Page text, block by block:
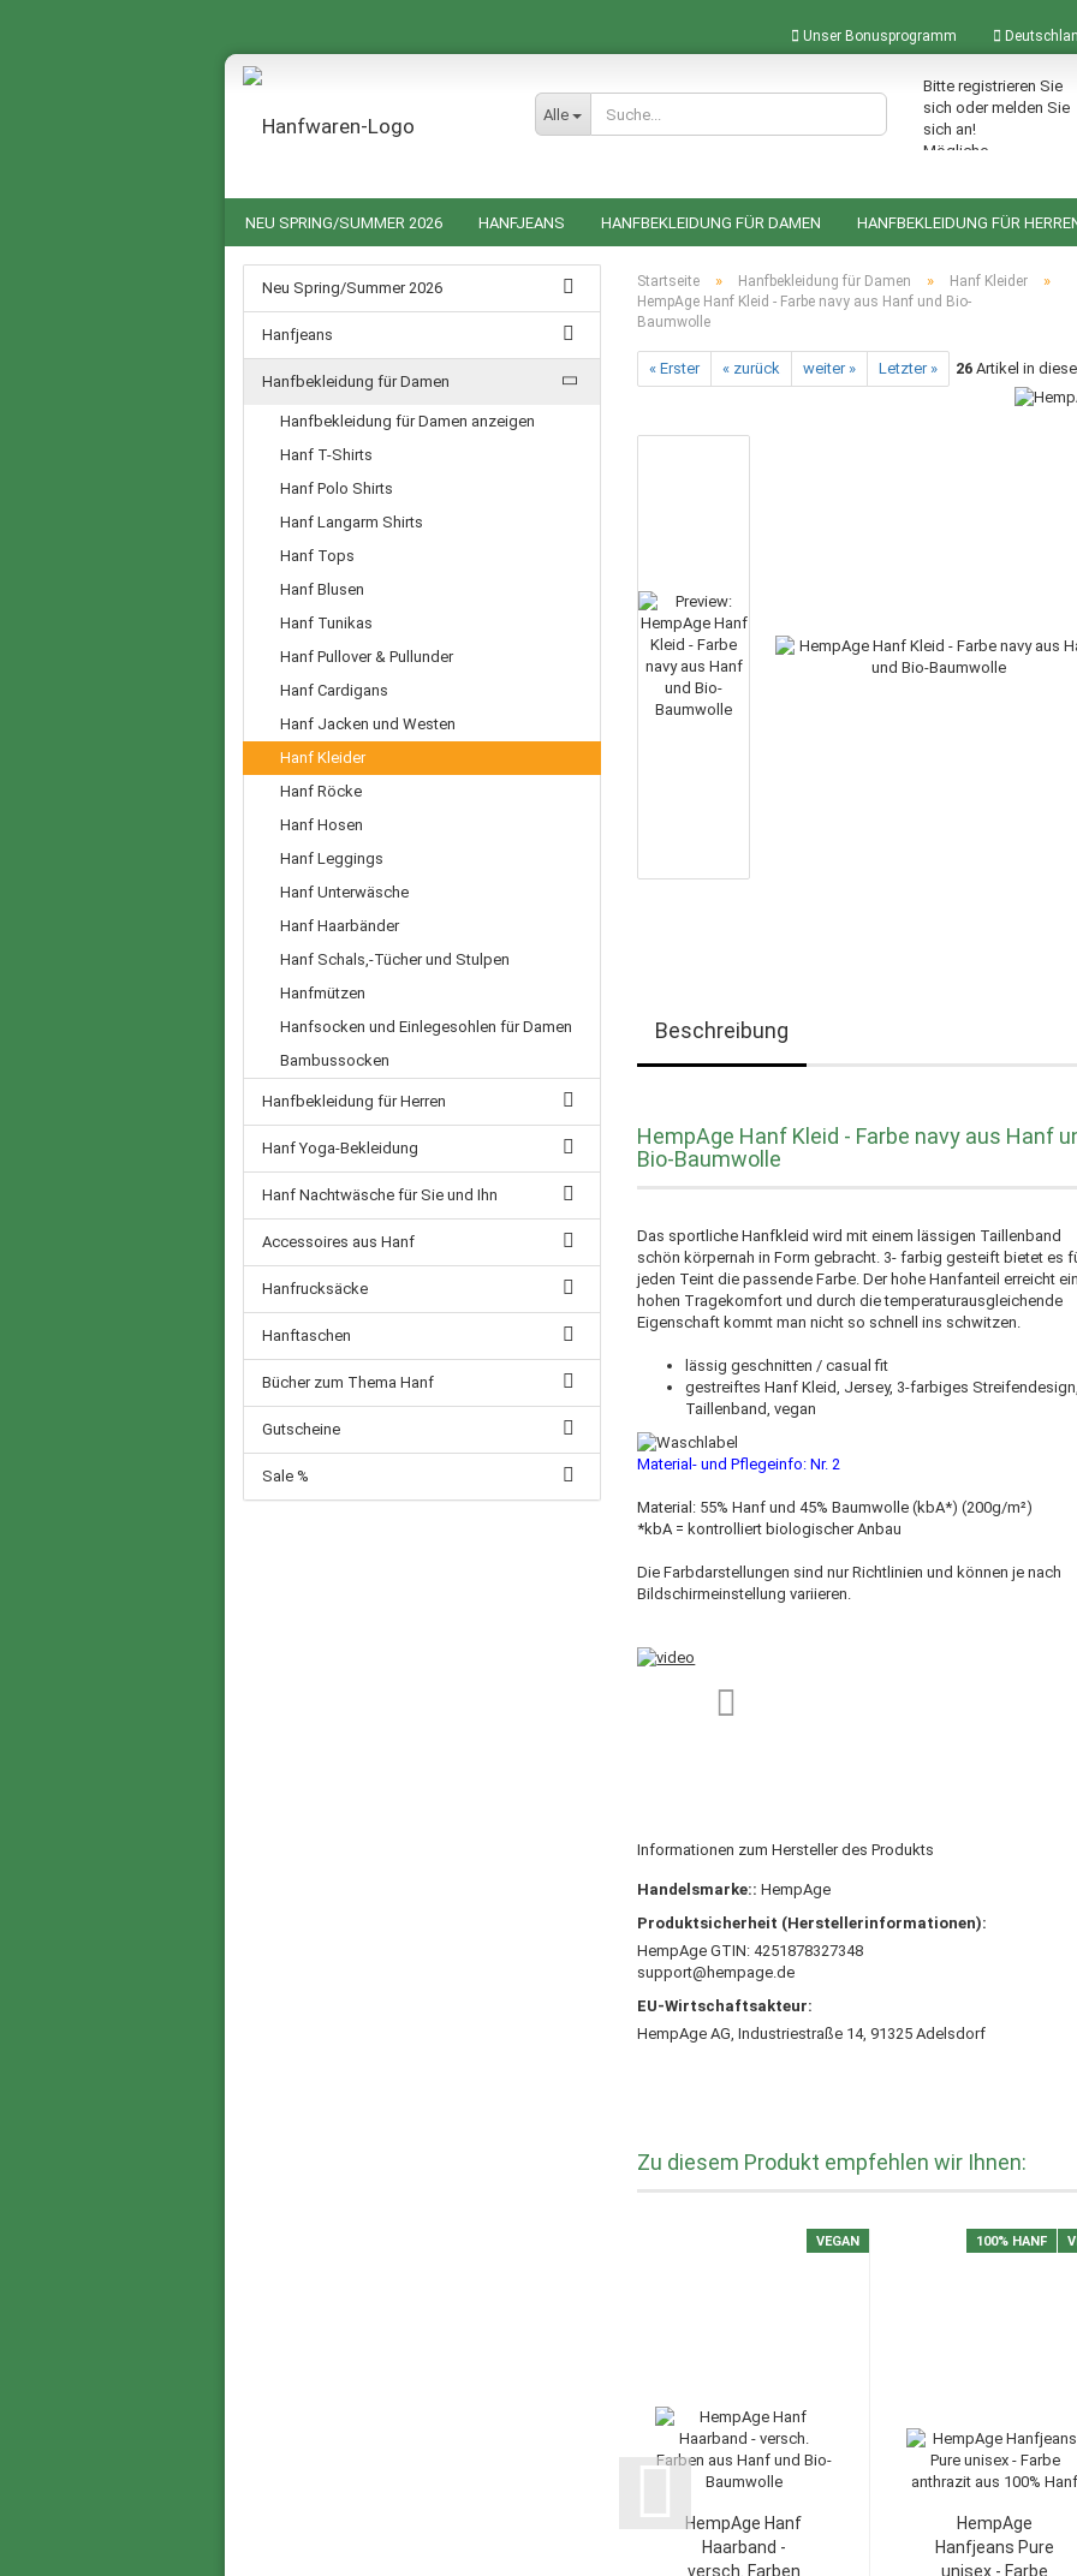
Unser Bonusprogramm
Lieferland
Konto erstellen
Passwort vergessen?
Alle
Bitte registrieren Sie
sich oder melden Sie
sich an!
Mögliche
Warenkorb: 0
NEU SPRING/SUMMER 2026 HANFJEANS HANFBEKLEIDUNG FÜR DAMEN HANFBEKLEIDUNG FÜR
HANF NACHTWÄSCHE FÜR SIE UND IHN ACCESSOIRES AUS HANF HANFRUCKSÄCKE HANFTASCHEN
Startseite » Hanfbekleidung für Damen » Hanf Kleider »
HempAge Hanf Kleid - Farbe navy aus Hanf und Bio-
Baumwolle
« Erster « zurück weiter » Letzter » 26 Artikel in
Beschreibung
HempAge Hanf Kleid - Farbe navy aus Hanf
Bio-Baumwolle
Das sportliche Hanfkleid wird mit einem lässigen Taillenband
schön körpernah in Form gebracht. 3- farbig gesteift bietet es
jeden Teint die passende Farbe. Der hohe Hanfanteil erreicht
hohen Tragekomfort und durch die temperaturausgleichende
Eigenschaft kommt man nicht so schnell ins schwitzen.
lässig geschnitten / casual fit
gestreiftes Hanf Kleid, Jersey, 3-farbiges Streifendesign,
Taillenband, vegan
Material- und Pflegeinfo: Nr. 2
Material: 55% Hanf und 45% Baumwolle (kbA*) (200g/m²)
*kbA = kontrolliert biologischer Anbau
Die Farbdarstellungen sind nur Richtlinien und können je nach
Bildschirmeinstellung variieren.
Informationen zum Hersteller des Produkts
Handelsmarke::HempAge
Produktsicherheit (Herstellerinformationen):
HempAge GTIN: 4251878327348
support@hempage.de
EU-Wirtschaftsakteur:
HempAge AG, Industriestraße 14, 91325 Adelsdorf
Zu diesem Produkt empfehlen wir Ihnen:
VEGAN
HempAge Hanf
Haarband -
versch. Farben
100% HANF
HempAge
Hanfjeans Pure
unisex - Farbe
Neu Spring/Summer 2026
Hanfjeans
Hanfbekleidung für Damen
Hanfbekleidung für Damen anzeigen
Hanf T-Shirts
Hanf Polo Shirts
Hanf Langarm Shirts
Hanf Tops
Hanf Blusen
Hanf Tunikas
Hanf Pullover & Pullunder
Hanf Cardigans
Hanf Jacken und Westen
Hanf Kleider
Hanf Röcke
Hanf Hosen
Hanf Leggings
Hanf Unterwäsche
Hanf Haarbänder
Hanf Schals,-Tücher und Stulpen
Hanfmützen
Hanfsocken und Einlegesohlen für Damen
Bambussocken
Hanfbekleidung für Herren
Hanf Yoga-Bekleidung
Hanf Nachtwäsche für Sie und Ihn
Accessoires aus Hanf
Hanfrucksäcke
Hanftaschen
Bücher zum Thema Hanf
Gutscheine
Sale %